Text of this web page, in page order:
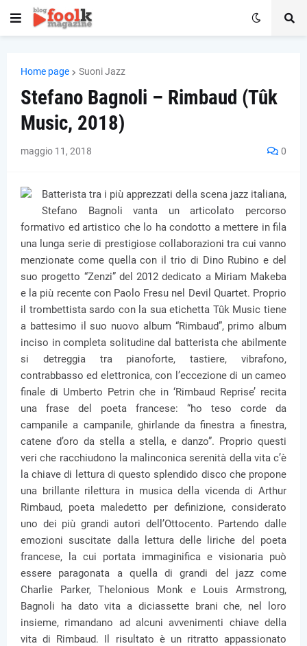
Home page Suoni Jazz
Stefano Bagnoli – Rimbaud (Tûk
Music, 2018)
maggio 11, 2018 0
Batterista tra i più apprezzati della scena jazz italiana,
Stefano Bagnoli vanta un articolato percorso
formativo ed artistico che lo ha condotto a mettere in fila
una lunga serie di prestigiose collaborazioni tra cui vanno
menzionate come quella con il trio di Dino Rubino e del
suo progetto “Zenzi” del 2012 dedicato a Miriam Makeba
e la più recente con Paolo Fresu nel Devil Quartet. Proprio
il trombettista sardo con la sua etichetta Tûk Music tiene
a battesimo il suo nuovo album “Rimbaud”, primo album
inciso in completa solitudine dal batterista che abilmente
si detreggia tra pianoforte, tastiere, vibrafono,
contrabbasso ed elettronica, con l’eccezione di un cameo
finale di Umberto Petrin che in ‘Rimbaud Reprise’ recita
una frase del poeta francese: “ho teso corde da
campanile a campanile, ghirlande da finestra a finestra,
catene d’oro da stella a stella, e danzo”. Proprio questi
veri che racchiudono la malinconica serenità della vita c’è
la chiave di lettura di questo splendido disco che propone
una brillante rilettura in musica della vicenda di Arthur
Rimbaud, poeta maledetto per definizione, considerato
uno dei più grandi autori dell’Ottocento. Partendo dalle
emozioni suscitate dalla lettura delle liriche del poeta
francese, la cui portata immaginifica e visionaria può
essere paragonata a quella di grandi del jazz come
Charlie Parker, Thelonious Monk e Louis Armstrong,
Bagnoli ha dato vita a diciassette brani che, nel loro
insieme, rimandano ad alcuni avvenimenti chiave della
vita di Rimbaud. Il risultato è un ritratto appassionato